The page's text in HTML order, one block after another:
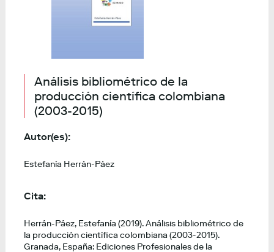
Análisis bibliométrico de la
producción científica colombiana
(2003-2015)
Autor(es):
Estefanía Herrán-Páez
Cita:
Herrán-Páez, Estefanía (2019). Análisis bibliométrico de
la producción científica colombiana (2003-2015).
Granada, España: Ediciones Profesionales de la